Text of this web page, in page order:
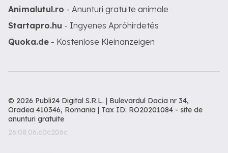
Animalutul.ro - Anunturi gratuite animale
Startapro.hu - Ingyenes Apróhirdetés
Quoka.de - Kostenlose Kleinanzeigen
© 2026 Publi24 Digital S.R.L. | Bulevardul Dacia nr 34,
Oradea 410346, Romania | Tax ID: RO20201084 - site de
anunturi gratuite
26.08.06.c0c206c